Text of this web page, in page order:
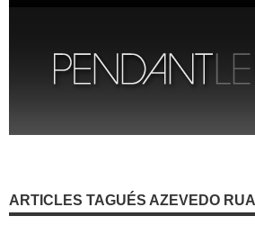
ARTICLES TAGUÉS AZEVEDO RUA